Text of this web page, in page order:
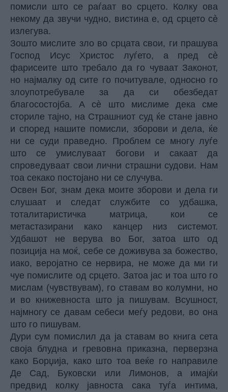
помисли што се раѓаат во срцето. Колку ова
некому да звучи чудно, вистина е, од срцето сè
излегува.
Зошто мислите зло во срцата свои, ги прашува
Господ Исус Христос луѓето, а пред сè
фарисеите што требало да го чуваат Законот,
но најмалку од сите го почитувале, односно го
злоупотребувале за да си обезбедат
благосостојба. А сè што мислиме дека сме
сториле тајно, на Страшниот суд ќе стане јавно
и според нашите помисли, зборови и дела, ќе
ни се суди праведно. Проблем се многу луѓе
што се умислуваат богови и сакаат да
спроведуваат свои лични страшни судови. Нам
тоа секако постојано ни се случува.
Освен Бог, знам дека моите зборови и дела ги
слушаат и следат службите со удбашка,
тоталитаристичка матрица, кои се
метастазирани како канцер низ системот.
Удбашот не верува во Бог, затоа што од
позиција на моќ, себе се доживува за божество,
иако, веројатно се нервира, не може да ми ги
чуе помислите од срцето. Затоа јас и тоа што го
мислам (чувствувам), го ставам во колумни, но
и во книжевноста што ја пишувам. Всушност,
најмногу се давам себеси меѓу редови, во она
што го пишувам.
Дури сум помислил да ја ставам во книга сета
своја блудна и гревовна приказна, перверзна
како Борџија, како што тоа веќе го направиле
Де Сад, Буковски или Лимонов, а имајќи
предвид колку јавноста сака туѓа интима,